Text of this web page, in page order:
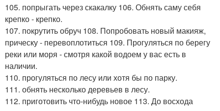
105. попрыгать через скакалку 106. Обнять саму себя
крепко - крепко.
107. покрутить обруч 108. Попробовать новый макияж,
прическу - перевоплотиться 109. Прогуляться по берегу
реки или моря - смотря какой водоем у вас есть в
наличии.
110. прогуляться по лесу или хотя бы по парку.
111. обнять несколько деревьев в лесу.
112. приготовить что-нибудь новое 113. До восхода